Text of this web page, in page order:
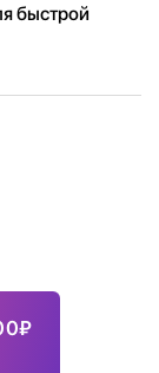
быстрой